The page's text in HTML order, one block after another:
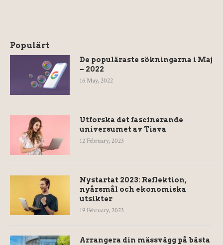
Populärt
De populäraste sökningarna i Maj
– 2022
16 May, 2022
Utforska det fascinerande
universumet av Tiava
12 February, 2023
Nystartat 2023: Reflektion,
nyårsmål och ekonomiska
utsikter
19 February, 2023
Arrangera din mässvägg på bästa